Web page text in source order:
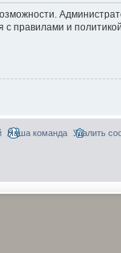
с правилами и
Удалить
Наша команда